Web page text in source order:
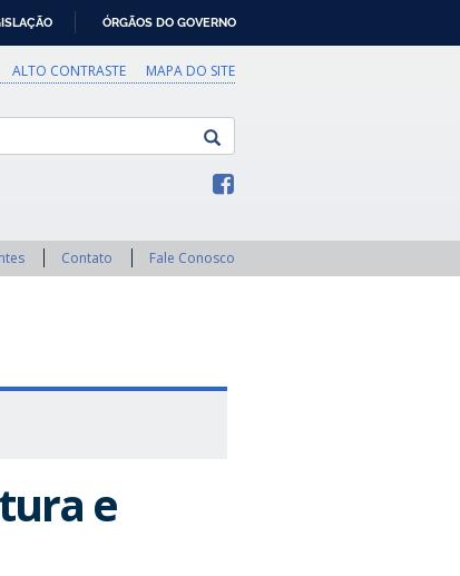
ÓRGÃOS DO GOVERNO
ALTO CONTRASTE MAPA DO SITE
Contato Fale Conosco
e